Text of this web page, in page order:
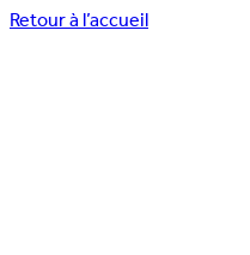
Retour à l’accueil